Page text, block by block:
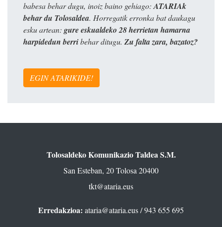
babesa behar dugu, inoiz baino gehiago:ATARIAk
behar du Tolosaldea. Horregatik erronka bat daukagu
esku artean: gure eskualdeko 28 herrietan hamarna
harpidedun berribehar ditugu. Zu falta zara, bazatoz?
EGIN ATARIKIDE!
Tolosaldeko Komunikazio Taldea S.M.
San Esteban, 20 Tolosa 20400
tkt@ataria.eus
Erredakzioa: ataria@ataria.eus/ 943 655 695